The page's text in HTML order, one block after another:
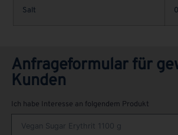
Salt
Anfrageformular für
Kunden
Ich habe Interesse an folgendem Produkt